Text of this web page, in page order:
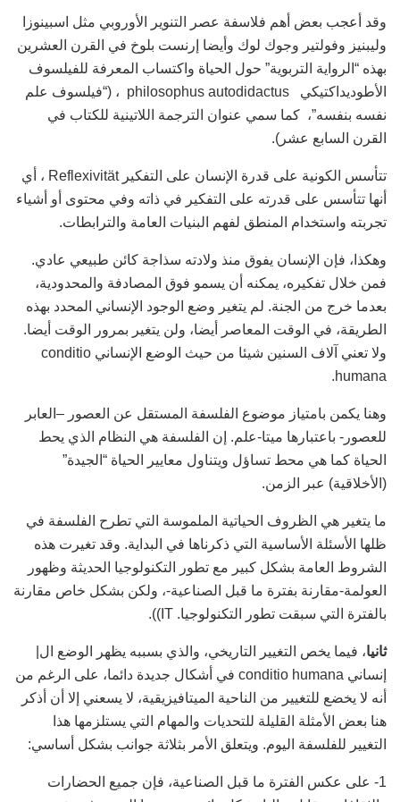
وقد أعجب بعض أهم فلاسفة عصر التنوير الأوروبي مثل اسبينوزا
وليبنيز وفولتير وجوك لوك وأيضا إرنست بلوخ في القرن العشرين
بهذه “الرواية التربوية” حول الحياة واكتساب المعرفة للفيلسوف
الأطوديداكتيكي philosophus autodidactus ، (“فيلسوف علم
نفسه بنفسه”، كما سمي عنوان الترجمة اللاتينية للكتاب في
القرن السابع عشر).
تتأسس الكونية على قدرة الإنسان على التفكير Reflexivität ، أي
أنها تتأسس على قدرته على التفكير في ذاته وفي محتوى أو أشياء
تجربته واستخدام المنطق لفهم البنيات العامة والترابطات.
وهكذا، فإن الإنسان يفوق منذ ولادته سذاجة كائن طبيعي عادي.
فمن خلال تفكيره، يمكنه أن يسمو فوق المصادفة والمحدودية،
بعدما خرج من الجنة. لم يتغير وضع الوجود الإنساني المحدد بهذه
الطريقة، في الوقت المعاصر أيضا، ولن يتغير بمرور الوقت أيضا.
ولا تعني آلاف السنين شيئا من حيث الوضع الإنساني conditio
humana.
وهنا يكمن بامتياز موضوع الفلسفة المستقل عن العصور –العابر
للعصور- باعتبارها ميتا-علم. إن الفلسفة هي النظام الذي يحط
الحياة كما هي محط تساؤل ويتناول معايير الحياة “الجيدة”
(الأخلاقية) عبر الزمن.
ما يتغير هي الظروف الحياتية الملموسة التي تطرح الفلسفة في
ظلها الأسئلة الأساسية التي ذكرناها في البداية. وقد تغيرت هذه
الشروط العامة بشكل كبير مع تطور التكنولوجيا الحديثة وظهور
العولمة-مقارنة بفترة ما قبل الصناعية-، ولكن بشكل خاص مقارنة
بالفترة التي سبقت تطور التكنولوجيا. IT)).
ثانيا، فيما يخص التغيير التاريخي، والذي بسببه يظهر الوضع ال|
إنساني conditio humana في أشكال جديدة دائما، على الرغم من
أنه لا يخضع للتغيير من الناحية الميتافيزيقية، لا يسعني إلا أن أذكر
هنا بعض الأمثلة القليلة للتحديات والمهام التي يستلزمها هذا
التغيير للفلسفة اليوم. ويتعلق الأمر بثلاثة جوانب بشكل أساسي:
1- على عكس الفترة ما قبل الصناعية، فإن جميع الحضارات